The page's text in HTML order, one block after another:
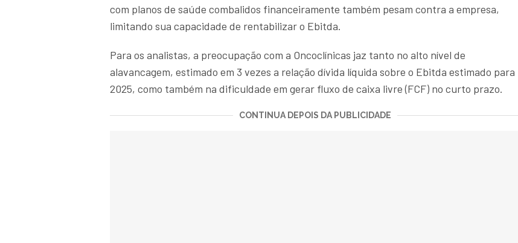
com planos de saúde combalidos financeiramente também pesam contra a empresa,
limitando sua capacidade de rentabilizar o Ebitda.
Para os analistas, a preocupação com a Oncoclínicas jaz tanto no alto nível de
alavancagem, estimado em 3 vezes a relação dívida líquida sobre o Ebitda estimado para
2025, como também na dificuldade em gerar fluxo de caixa livre (FCF) no curto prazo.
CONTINUA DEPOIS DA PUBLICIDADE